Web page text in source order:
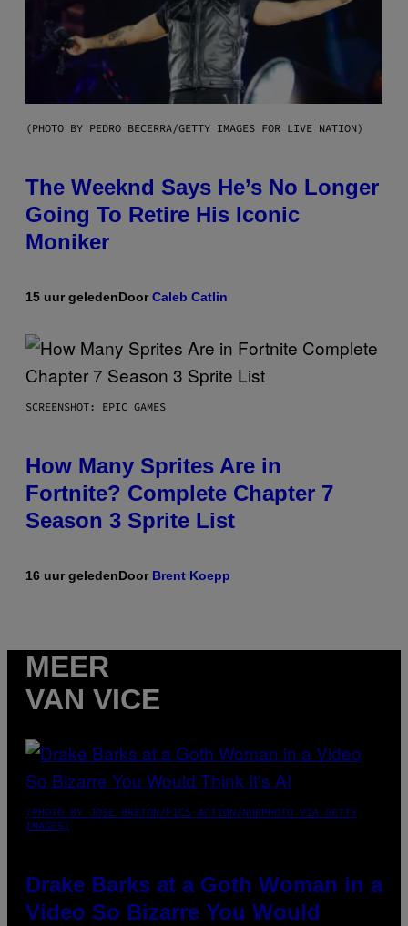
(PHOTO BY PEDRO BECERRA/GETTY IMAGES FOR LIVE NATION)
The Weeknd Says He’s No Longer
Going To Retire His Iconic
Moniker
15 uur geledenDoorCaleb Catlin
SCREENSHOT: EPIC GAMES
How Many Sprites Are in
Fortnite? Complete Chapter 7
Season 3 Sprite List
16 uur geledenDoor Brent Koepp
MEER
VAN VICE
(PHOTO BY JOSE BRETON/PICS ACTION/NURPHOTO VIA GETTY
IMAGES)
Drake Barks at a Goth Woman in a
Video So Bizarre You Would